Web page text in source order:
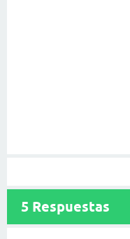
5 Respuestas